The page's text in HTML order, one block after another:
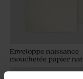
Enveloppe naissance
mouchetée papier